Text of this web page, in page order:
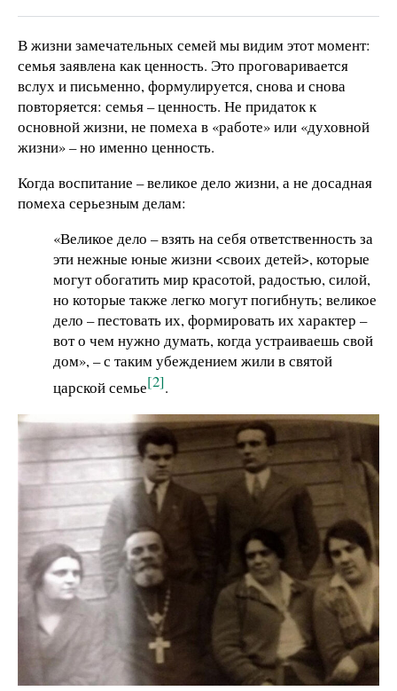
В жизни замечательных семей мы видим этот момент:
семья заявлена как ценность. Это проговаривается
вслух и письменно, формулируется, снова и снова
повторяется: семья – ценность. Не придаток к
основной жизни, не помеха в «работе» или «духовной
жизни» – но именно ценность.
Когда воспитание – великое дело жизни, а не досадная
помеха серьезным делам:
«Великое дело – взять на себя ответственность за
эти нежные юные жизни <своих детей>, которые
могут обогатить мир красотой, радостью, силой,
но которые также легко могут погибнуть; великое
дело – пестовать их, формировать их характер –
вот о чем нужно думать, когда устраиваешь свой
дом», – с таким убеждением жили в святой
царской семье[2].